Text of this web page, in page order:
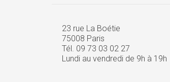
23 rue La Boétie
75008 Paris
Tél. 09 73 03 02 27
Lundi au vendredi de 9h à 19h